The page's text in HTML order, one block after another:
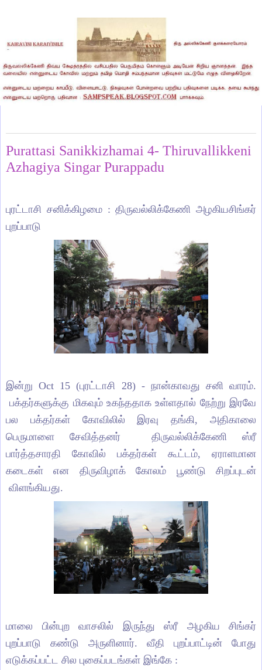
Purattasi Sanikkizhamai 4- Thiruvallikkeni
Azhagiya Singar Purappadu
புரட்டாசி சனிக்கிழமை : திருவல்லிக்கேணி அழகியசிங்கர்
புறப்பாடு
இன்று Oct 15 (புரட்டாசி 28) - நான்காவது சனி வாரம்.
பக்தர்களுக்கு மிகவும் உகந்ததாக உள்ளதால் நேற்று இரவே
பல பக்தர்கள் கோவிலில் இரவு தங்கி, அதிகாலை
பெருமாளை சேவித்தனர் திருவல்லிக்கேணி ஸ்ரீ
பார்த்தசாரதி கோவில் பக்தர்கள் கூட்டம், ஏராளமான
கடைகள் என திருவிழாக் கோலம் பூண்டு சிறப்புடன்
விளங்கியது.
மாலை பின்புற வாசலில் இருந்து ஸ்ரீ அழகிய சிங்கர்
புறப்பாடு கண்டு அருளினார். வீதி புறப்பாட்டின் போது
எடுக்கப்பட்ட சில புகைப்படங்கள் இங்கே :